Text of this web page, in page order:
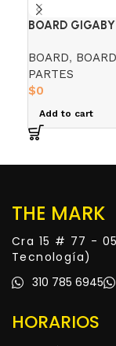
BOARD
BOARD,
PARTES
$0
Add to cart
THE MARK
Cra 15 # 77 -
Tecnología)
310 785 6945
HORARIOS